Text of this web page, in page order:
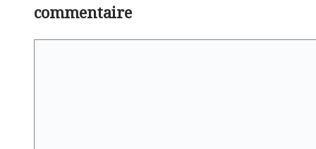
commentaire